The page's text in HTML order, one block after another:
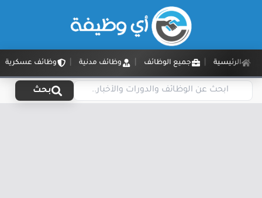
الرئيسية جميع الوظائف وظائف مدنية وظائف عسكرية
بحث